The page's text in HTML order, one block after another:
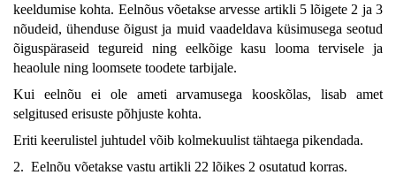
keeldumise kohta. Eelnõus võetakse arvesse artikli 5 lõigete 2 ja 3
nõudeid, ühenduse õigust ja muid vaadeldava küsimusega seotud
õiguspäraseid tegureid ning eelkõige kasu looma tervisele ja
heaolule ning loomsete toodete tarbijale.
Kui eelnõu ei ole ameti arvamusega kooskõlas, lisab amet
selgitused erisuste põhjuste kohta.
Eriti keerulistel juhtudel võib kolmekuulist tähtaega pikendada.
2. Eelnõu võetakse vastu artikli 22 lõikes 2 osutatud korras.